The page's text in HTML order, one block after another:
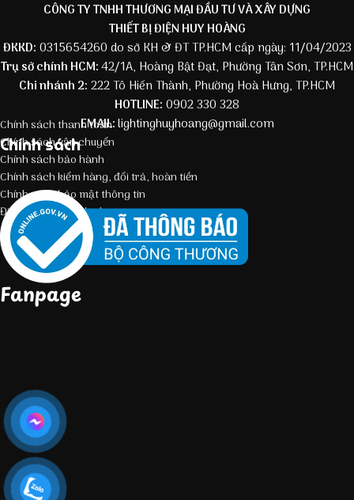
CÔNG TY TNHH THƯƠNG MẠI ĐẦU TƯ VÀ XÂY DỰNG
THIẾT BỊ ĐIỆN HUY HOÀNG
ĐKKD: 0315654260 do sở KH & ĐT TP.HCM cấp ngày: 11/04/2023
Trụ sở chính HCM:42/1A, Hoàng Bật Đạt, Phường Tân Sơn, TP.HCM
Chi nhánh 2: 222 Tô Hiến Thành, Phường Hoà Hưng, TP.HCM
HOTLINE: 0902 330 328
EMAIL:lightinghuyhoang@gmail.com
Chính sách
Chính sách thanh toán
Chính sách vận chuyển
Chính sách bảo hành
Chính sách kiểm hàng, đổi trả, hoàn tiền
Chính sách bảo mật thông tin
Điều kiện giao dịch chung
Fanpage